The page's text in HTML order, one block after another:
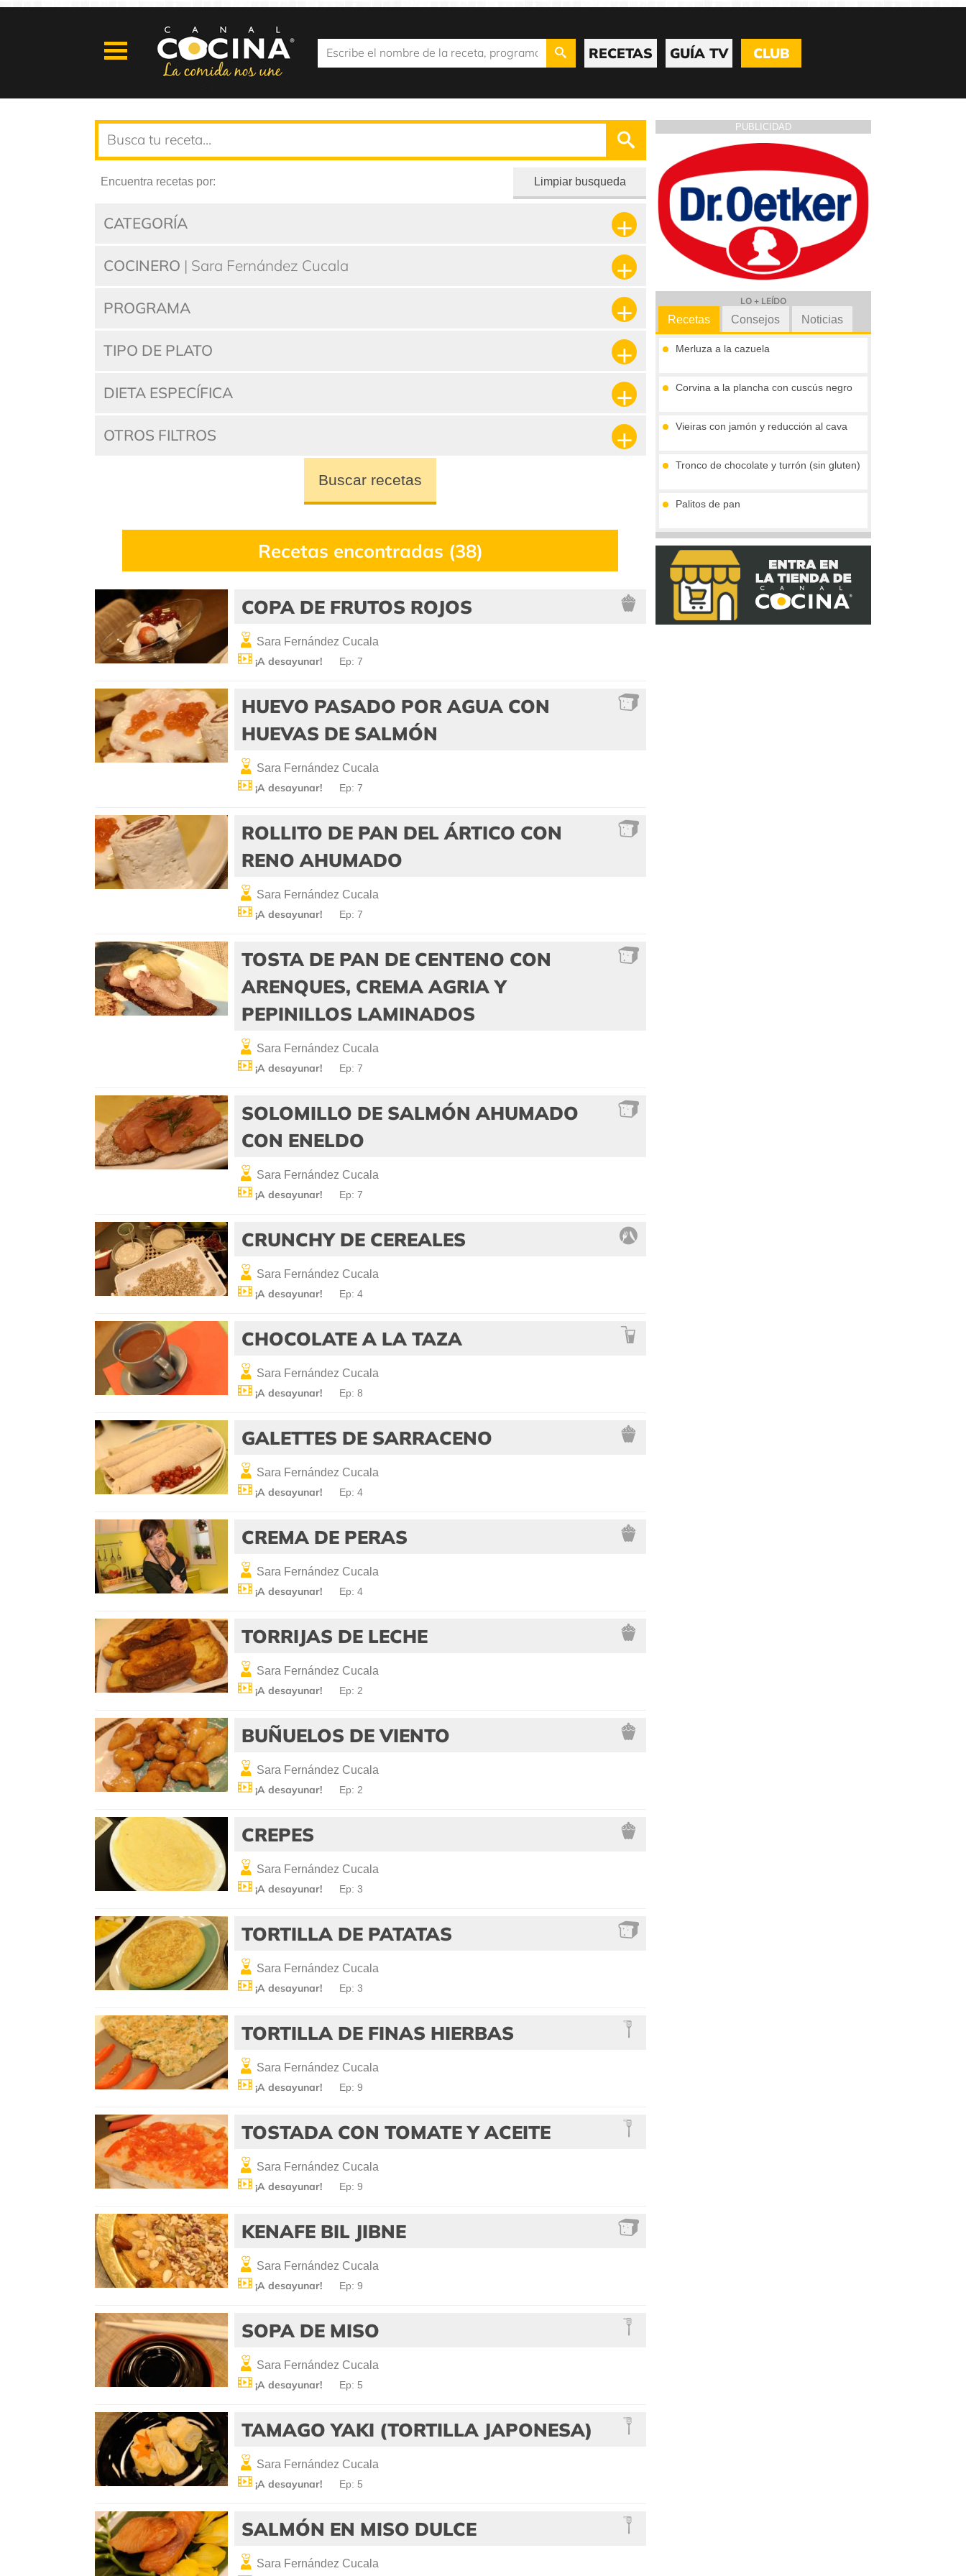
RECETAS GUÍA TV CLUB
Encuentra recetas por: Limpiar busqueda
CATEGORÍA
COCINERO | Sara Fernández Cucala
PROGRAMA
TIPO DE PLATO
DIETA ESPECÍFICA
OTROS FILTROS
Buscar recetas
Recetas encontradas (38)
COPA DE FRUTOS ROJOS
Sara Fernández Cucala
¡A desayunar! Ep: 7
HUEVO PASADO POR AGUA CON
HUEVAS DE SALMÓN
Sara Fernández Cucala
¡A desayunar! Ep: 7
ROLLITO DE PAN DEL ÁRTICO CON
RENO AHUMADO
Sara Fernández Cucala
¡A desayunar! Ep: 7
TOSTA DE PAN DE CENTENO CON
ARENQUES, CREMA AGRIA Y
PEPINILLOS LAMINADOS
Sara Fernández Cucala
¡A desayunar! Ep: 7
SOLOMILLO DE SALMÓN AHUMADO
CON ENELDO
Sara Fernández Cucala
¡A desayunar! Ep: 7
CRUNCHY DE CEREALES
Sara Fernández Cucala
¡A desayunar! Ep: 4
CHOCOLATE A LA TAZA
Sara Fernández Cucala
¡A desayunar! Ep: 8
GALETTES DE SARRACENO
Sara Fernández Cucala
¡A desayunar! Ep: 4
CREMA DE PERAS
Sara Fernández Cucala
¡A desayunar! Ep: 4
TORRIJAS DE LECHE
Sara Fernández Cucala
¡A desayunar! Ep: 2
BUÑUELOS DE VIENTO
Sara Fernández Cucala
¡A desayunar! Ep: 2
CREPES
Sara Fernández Cucala
¡A desayunar! Ep: 3
TORTILLA DE PATATAS
Sara Fernández Cucala
¡A desayunar! Ep: 3
TORTILLA DE FINAS HIERBAS
Sara Fernández Cucala
¡A desayunar! Ep: 9
TOSTADA CON TOMATE Y ACEITE
Sara Fernández Cucala
¡A desayunar! Ep: 9
KENAFE BIL JIBNE
Sara Fernández Cucala
¡A desayunar! Ep: 9
SOPA DE MISO
Sara Fernández Cucala
¡A desayunar! Ep: 5
TAMAGO YAKI (TORTILLA JAPONESA)
Sara Fernández Cucala
¡A desayunar! Ep: 5
SALMÓN EN MISO DULCE
Sara Fernández Cucala
PUBLICIDAD
LO + LEÍDO
Recetas
Merluza a la cazuela
Corvina a la plancha con cuscús negro
Vieiras con jamón y reducción al cava
Tronco de chocolate y turrón (sin gluten)
Palitos de pan
Compota de mango
Consejos Noticias